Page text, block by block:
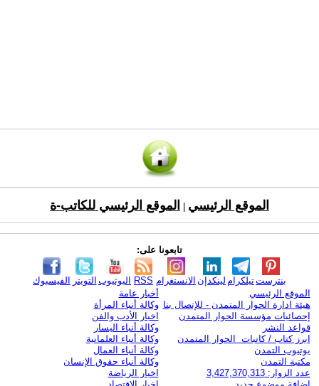
الموقع الرئيسي الموقع الرئيسي للكاتب-ة
تابعونا على:
الفيسبوك التويتر اليوتيوب RSS الانستغرام لينكدإن تيلكرامبنترست
الموقع الرئيسي
هيئة ادارة الحوار المتمدن - للإتصال بنا
إحصائيات مؤسسة الحوار المتمدن
قواعد النشر
ابرز كتاب / كاتبات الحوار المتمدن
يوتيوب التمدن
مكتبة التمدن
عدد الزوار: 3,427,370,313
أخبار عامة
وكالة أنباء المرأة
اخبار الأدب والفن
وكالة أنباء اليسار
وكالة أنباء العلمانية
وكالة أنباء العمال
وكالة أنباء حقوق الإنسان
اخبار الرياضة